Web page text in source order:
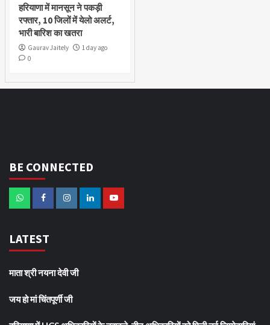
हरियाणा में मानसून ने पकड़ी
रफ्तार, 10 जिलों में येलो अलर्ट,
भारी बारिश का खतरा
Gaurav Jaitely
1 day ago
0
BE CONNECTED
LATEST
माता श्री नयना देवी जी
जय हो मां चिंतपूर्णी जी